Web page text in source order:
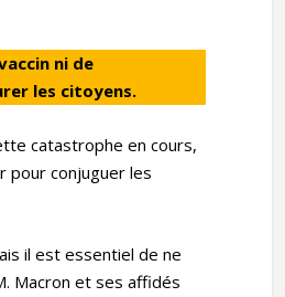
ni de
les citoyens.
catastrophe en cours,
pour conjuguer les
il est essentiel de ne
Macron et ses affidés